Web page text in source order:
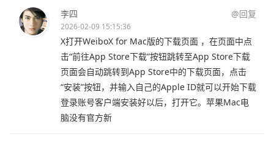
李四 @回复
2026-02-09 15:15:36
X打开WeiboX for Mac版的下载页面 ，在页面中点
击“前往App Store下载”按钮跳转至App Store下载
页面会自动跳转到App Store中的下载页面，点击
“安装”按钮，并输入自己的Apple ID就可以开始下载
登录账号客户端安装好以后，打开它。苹果Mac电
脑没有官方新